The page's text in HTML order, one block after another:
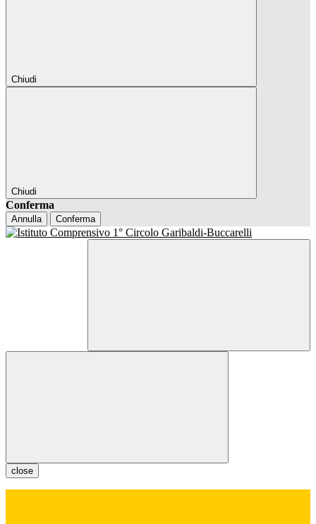
Chiudi
Chiudi
Conferma
Annulla Conferma
close